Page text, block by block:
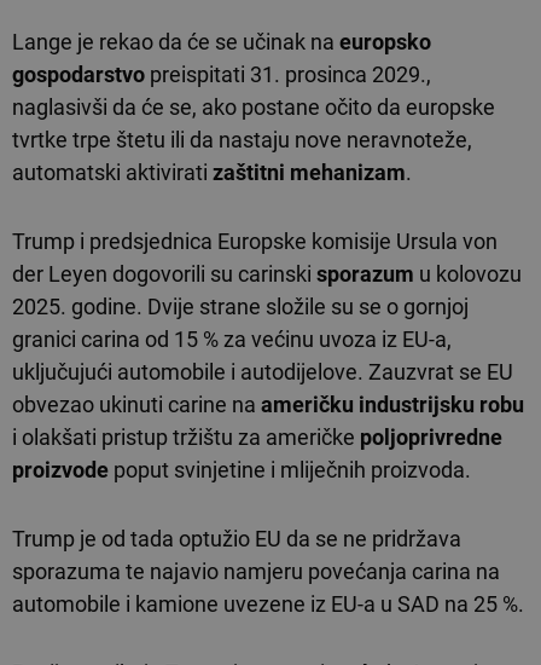
Lange je rekao da će se učinak na europsko
gospodarstvo preispitati 31. prosinca 2029.,
naglasivši da će se, ako postane očito da europske
tvrtke trpe štetu ili da nastaju nove neravnoteže,
automatski aktivirati zaštitni mehanizam.
Trump i predsjednica Europske komisije Ursula von
der Leyen dogovorili su carinski sporazum u kolovozu
2025. godine. Dvije strane složile su se o gornjoj
granici carina od 15 % za većinu uvoza iz EU-a,
uključujući automobile i autodijelove. Zauzvrat se EU
obvezao ukinuti carine na američku industrijsku robu
i olakšati pristup tržištu za američke poljoprivredne
proizvode poput svinjetine i mliječnih proizvoda.
Trump je od tada optužio EU da se ne pridržava
sporazuma te najavio namjeru povećanja carina na
automobile i kamione uvezene iz EU-a u SAD na 25 %.